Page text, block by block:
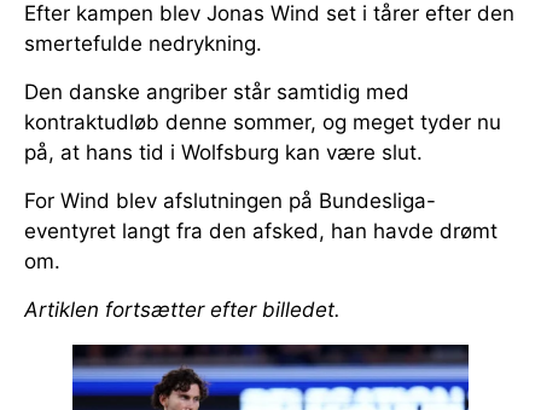
Efter kampen blev Jonas Wind set i tårer efter den
smertefulde nedrykning.
Den danske angriber står samtidig med
kontraktudløb denne sommer, og meget tyder nu
på, at hans tid i Wolfsburg kan være slut.
For Wind blev afslutningen på Bundesliga-
eventyret langt fra den afsked, han havde drømt
om.
Artiklen fortsætter efter billedet.